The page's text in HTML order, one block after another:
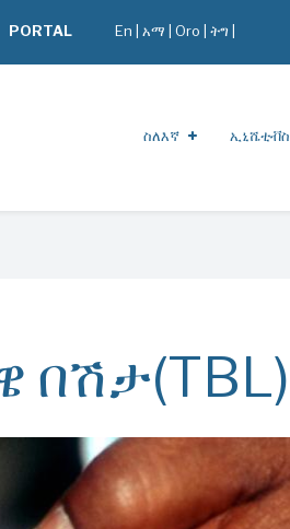
PORTAL En አማ Oro ትግ |
ስለእኛ ኢኒሼቲቭስ
በሽታ(TBL)